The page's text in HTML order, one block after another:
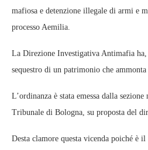
mafiosa e detenzione illegale di armi e
processo Aemilia.
La Direzione Investigativa Antimafia
sequestro di un patrimonio che
L’ordinanza è stata emessa dalla
Tribunale di Bologna, su proposta del
Desta clamore questa vicenda poiché è